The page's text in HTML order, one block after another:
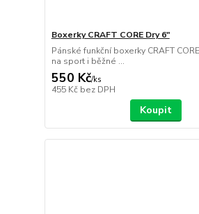
Boxerky CRAFT CORE Dry 6"
Pánské funkční boxerky CRAFT
na sport i běžné ...
550 Kč/ks
455 Kč bez DPH
Koupit